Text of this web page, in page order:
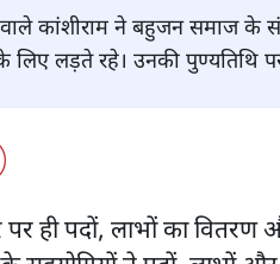
वाले कांशीराम ने बहुजन समाज
लिए लड़ते रहे। उनकी पुण्यतिथि
ही पदों, लाभों का वितरण